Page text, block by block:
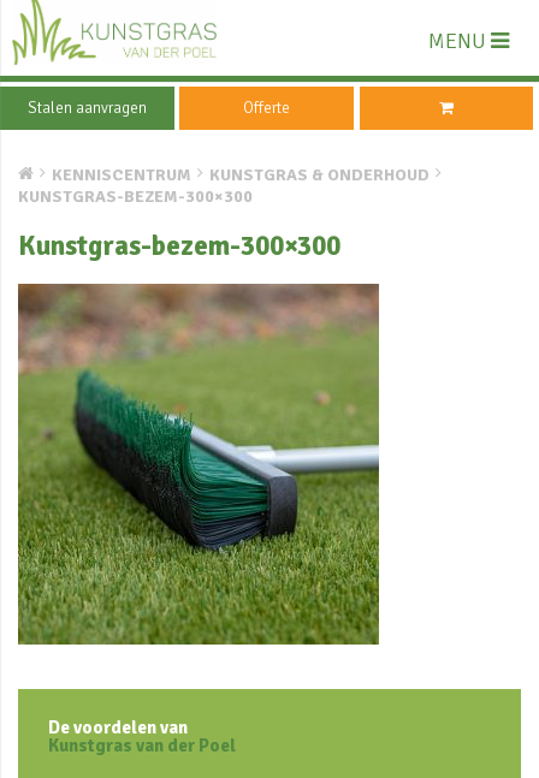
MENU
Stalen aanvragen Offerte
KENNISCENTRUM
KUNSTGRAS & ONDERHOUD
KUNSTGRAS-BEZEM-300×300
Kunstgras-bezem-300×300
De voordelen van
Kunstgras van der Poel